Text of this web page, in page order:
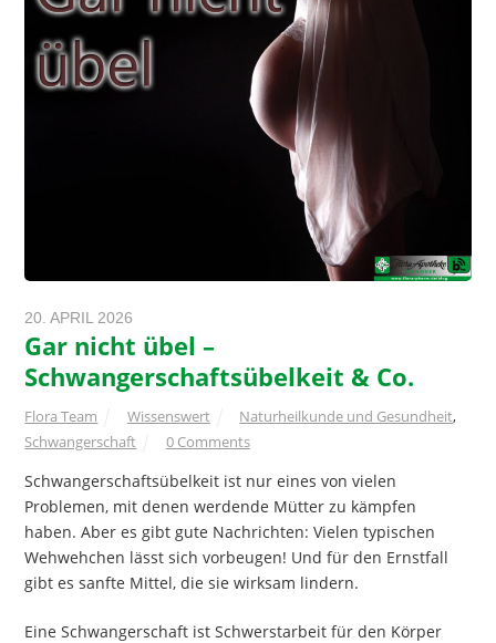
20. APRIL 2026
Gar nicht übel –
Schwangerschaftsübelkeit & Co.
Flora Team Wissenswert Naturheilkunde und Gesundheit,
Schwangerschaft
0 Comments
Schwangerschaftsübelkeit ist nur eines von vielen
Problemen, mit denen werdende Mütter zu kämpfen
haben. Aber es gibt gute Nachrichten: Vielen typischen
Wehwehchen lässt sich vorbeugen! Und für den Ernstfall
gibt es sanfte Mittel, die sie wirksam lindern.
Eine Schwangerschaft ist Schwerstarbeit für den Körper